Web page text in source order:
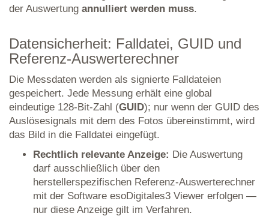
der Auswertung annulliert werden muss.
Datensicherheit: Falldatei, GUID und
Referenz-Auswerterechner
Die Messdaten werden als signierte Falldateien
gespeichert. Jede Messung erhält eine global
eindeutige 128-Bit-Zahl (GUID); nur wenn der GUID des
Auslösesignals mit dem des Fotos übereinstimmt, wird
das Bild in die Falldatei eingefügt.
Rechtlich relevante Anzeige: Die Auswertung
darf ausschließlich über den
herstellerspezifischen Referenz-Auswerterechner
mit der Software esoDigitales3 Viewer erfolgen —
nur diese Anzeige gilt im Verfahren.